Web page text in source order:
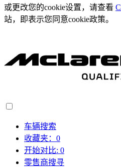
或更改您的cookie设置，请查看
站，即表示您同意cookie政策。
车辆搜索
收藏夹： 0
开始对比: 0
零售商搜寻